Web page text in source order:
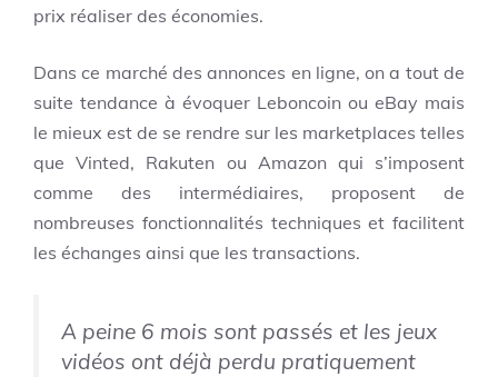
prix réaliser des économies.
Dans ce marché des annonces en ligne, on a tout de
suite tendance à évoquer Leboncoin ou eBay mais
le mieux est de se rendre sur les marketplaces telles
que Vinted, Rakuten ou Amazon qui s’imposent
comme des intermédiaires, proposent de
nombreuses fonctionnalités techniques et facilitent
les échanges ainsi que les transactions.
A peine 6 mois sont passés et les jeux
vidéos ont déjà perdu pratiquement